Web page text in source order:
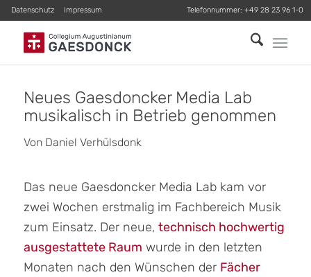
Datenschutz Impressum Telefonnummer: +49 28 23 96 1-0
Neues Gaesdoncker Media Lab
musikalisch in Betrieb genommen
Von Daniel Verhülsdonk
Das neue Gaesdoncker Media Lab kam vor
zwei Wochen erstmalig im Fachbereich Musik
zum Einsatz. Der neue, technisch hochwertig
ausgestattete Raum wurde in den letzten
Monaten nach den Wünschen der Fächer